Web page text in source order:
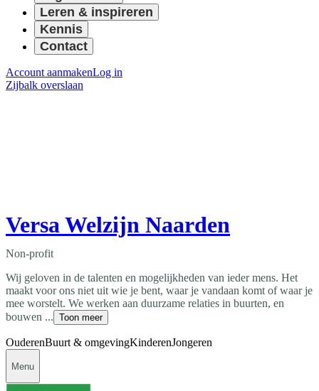
Leren & inspireren
Kennis
Contact
Account aanmakenLog in
Zijbalk overslaan
Versa Welzijn Naarden
Non-profit
Wij geloven in de talenten en mogelijkheden van ieder mens. Het
maakt voor ons niet uit wie je bent, waar je vandaan komt of waar je
mee worstelt. We werken aan duurzame relaties in buurten, en
bouwen ... Toon meer
OuderenBuurt & omgevingKinderenJongeren
Menu